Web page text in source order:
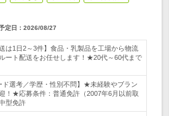
定日： 2026/08/27
は1日2～3件】食品・乳製品を工場から物流
ート配送をお任せします！★20代～60代まで
ド選考／学歴・性別不問】★未経験やブラン
！★応募条件：普通免許（2007年6月以前取
型免許